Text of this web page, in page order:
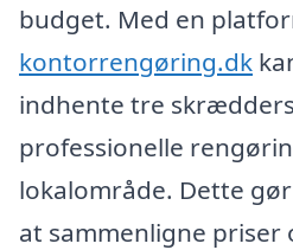
budget. Med en
kontorrengøring.dk
indhente tre
professionelle
lokalområde. Dette
at sammenligne priser